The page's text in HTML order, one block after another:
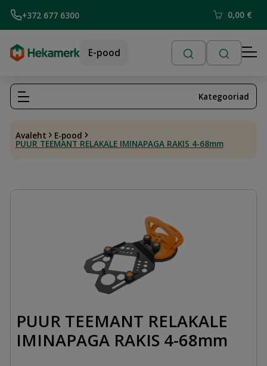
+372 677 6300 0,00 €
E-pood
Avaleht E-pood
PUUR TEEMANT RELAKALE IMINAPAGA RAKIS 4-68mm
Kategooriad
PUUR TEEMANT RELAKALE
IMINAPAGA RAKIS 4-68mm